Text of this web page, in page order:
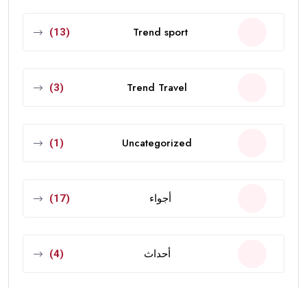
Trend sport
(13)
Trend Travel
(3)
Uncategorized
(1)
أجواء (17)
أحداث (4)